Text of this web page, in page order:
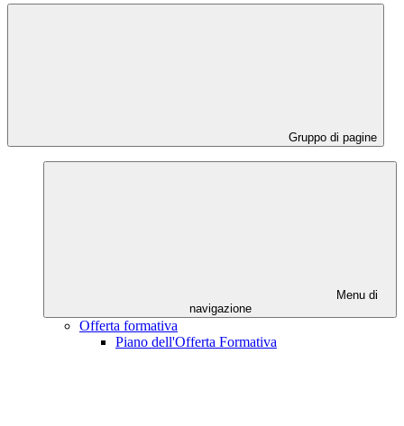
Gruppo di pagine
Menu di
navigazione
Offerta formativa
Piano dell'Offerta Formativa